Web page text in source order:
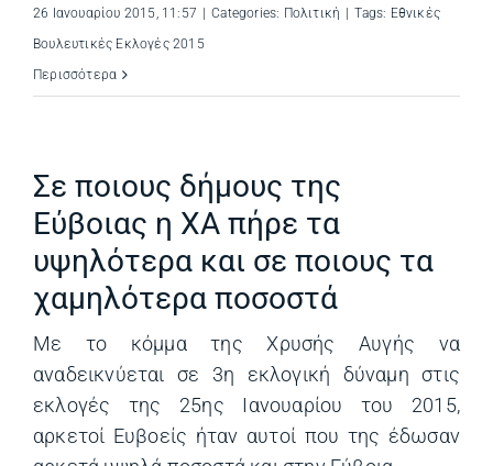
26 Ιανουαρίου 2015, 11:57 Categories: Πολιτική Tags: Εθνικές
Βουλευτικές Εκλογές 2015
Περισσότερα
Σε ποιους δήμους της
Εύβοιας η ΧΑ πήρε τα
υψηλότερα και σε ποιους τα
χαμηλότερα ποσοστά
Με το κόμμα της Χρυσής Αυγής να
αναδεικνύεται σε 3η εκλογική δύναμη στις
εκλογές της 25ης Ιανουαρίου του 2015,
αρκετοί Ευβοείς ήταν αυτοί που της έδωσαν